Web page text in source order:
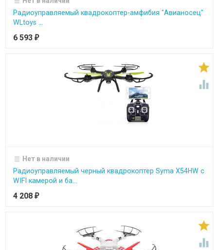
Радиоуправляемый квадрокоптер-амфибия "Авианосец"
WLtoys ...
6 593 ₽


Нет в наличии
Радиоуправляемый черный квадрокоптер Syma X54HW с
WIFI камерой и ба...
4 208 ₽

